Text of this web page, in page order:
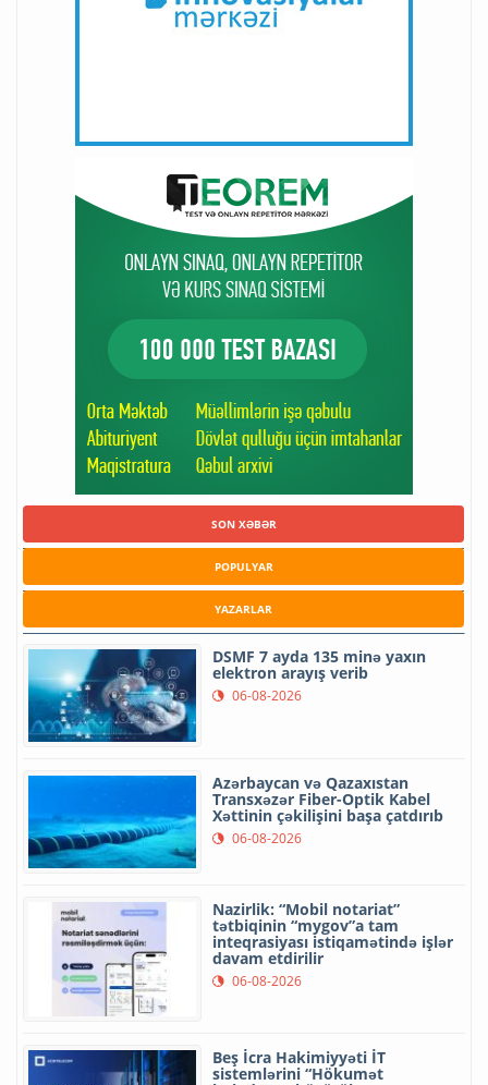
SON XƏBƏR
POPULYAR
YAZARLAR
DSMF 7 ayda 135 minə yaxın
elektron arayış verib
06-08-2026
Azərbaycan və Qazaxıstan
Transxəzər Fiber-Optik Kabel
Xəttinin çəkilişini başa çatdırıb
06-08-2026
Nazirlik: “Mobil notariat”
tətbiqinin “mygov”a tam
inteqrasiyası istiqamətində işlər
davam etdirilir
06-08-2026
Beş İcra Hakimiyyəti İT
sistemlərini “Hökumət